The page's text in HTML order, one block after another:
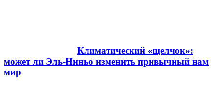
Климатический «щелчок»:
может ли Эль-Ниньо изменить привычный нам
мир